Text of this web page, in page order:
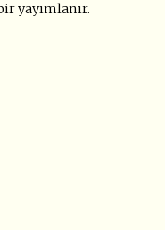
yayımlanır.